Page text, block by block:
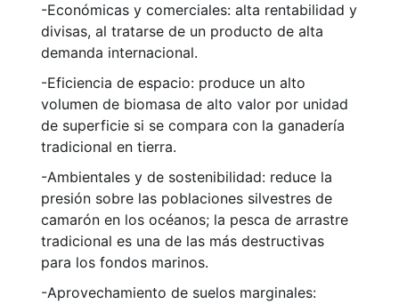
-Económicas y comerciales: alta rentabilidad y
divisas, al tratarse de un producto de alta
demanda internacional.
-Eficiencia de espacio: produce un alto
volumen de biomasa de alto valor por unidad
de superficie si se compara con la ganadería
tradicional en tierra.
-Ambientales y de sostenibilidad: reduce la
presión sobre las poblaciones silvestres de
camarón en los océanos; la pesca de arrastre
tradicional es una de las más destructivas
para los fondos marinos.
-Aprovechamiento de suelos marginales: